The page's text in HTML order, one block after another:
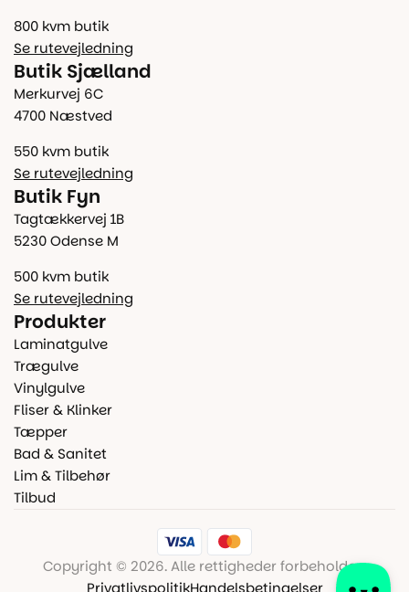
800 kvm butik
Se rutevejledning
Butik Sjælland
Merkurvej 6C
4700 Næstved
550 kvm butik
Se rutevejledning
Butik Fyn
Tagtækkervej 1B
5230 Odense M
500 kvm butik
Se rutevejledning
Produkter
Laminatgulve
Trægulve
Vinylgulve
Fliser & Klinker
Tæpper
Bad & Sanitet
Lim & Tilbehør
Tilbud
Copyright © 2026. Alle rettigheder forbeholdes.
PrivatlivspolitikHandelsbetingelser